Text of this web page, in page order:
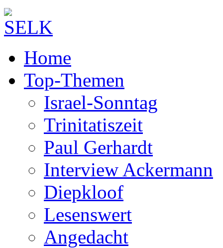
Home
Top-Themen
Israel-Sonntag
Trinitatiszeit
Paul Gerhardt
Interview Ackermann
Diepkloof
Lesenswert
Angedacht